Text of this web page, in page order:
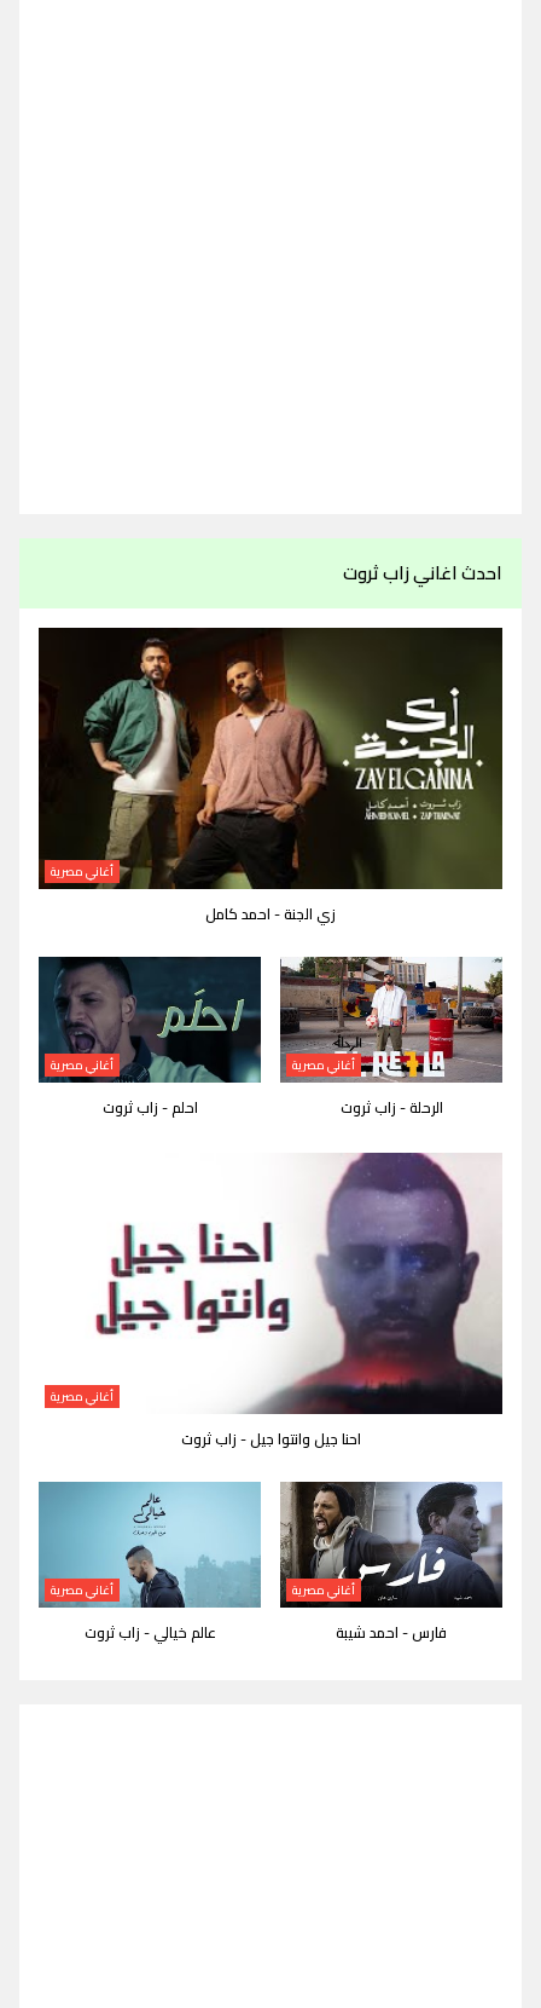
احدث اغاني زاب ثروت
أغاني مصرية
زي الجنة - احمد كامل
أغاني مصرية
الرحلة - زاب ثروت
أغاني مصرية
احلم - زاب ثروت
أغاني مصرية
احنا جيل وانتوا جيل - زاب ثروت
أغاني مصرية
فارس - احمد شيبة
أغاني مصرية
عالم خيالي - زاب ثروت